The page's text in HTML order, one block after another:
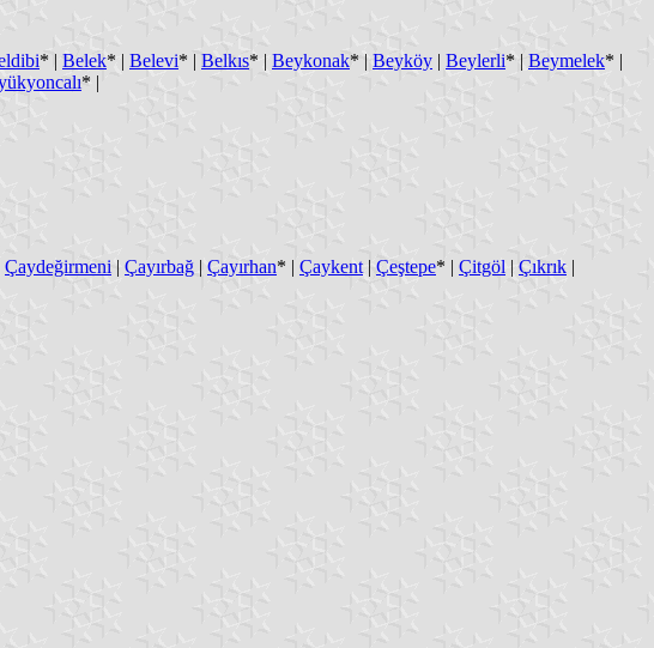
* | Belek* | Belevi* | Belkıs* | Beykonak* | Beyköy | Beylerli* | Beymelek* |
* |
Çaydeğirmeni | Çayırbağ | Çayırhan* | Çaykent| Çeştepe* | Çitgöl | Çıkrık |